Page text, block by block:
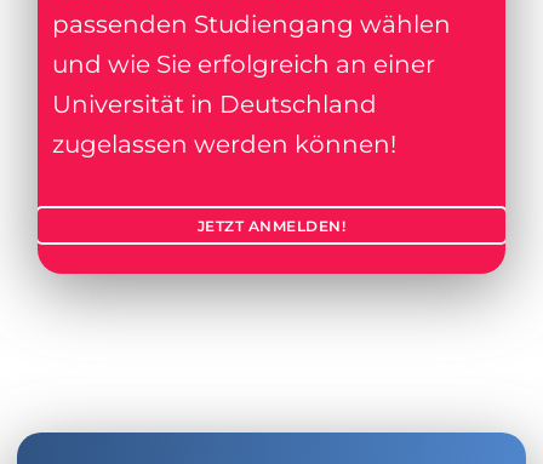
passenden Studiengang wählen
und wie Sie erfolgreich an einer
Universität in Deutschland
zugelassen werden können!
JETZT ANMELDEN!